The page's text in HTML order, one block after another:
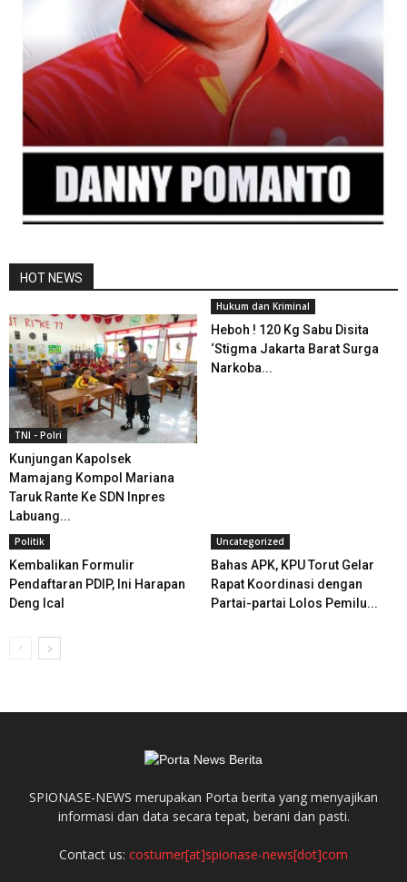
HOT NEWS
TNI - Polri
Kunjungan Kapolsek
Mamajang Kompol Mariana
Taruk Rante Ke SDN Inpres
Labuang...
Hukum dan Kriminal
Heboh ! 120 Kg Sabu Disita
‘Stigma Jakarta Barat Surga
Narkoba...
Politik
Kembalikan Formulir
Pendaftaran PDIP, Ini Harapan
Deng Ical
Uncategorized
Bahas APK, KPU Torut Gelar
Rapat Koordinasi dengan
Partai-partai Lolos Pemilu...
SPIONASE-NEWS merupakan Porta berita yang menyajikan
informasi dan data secara tepat, berani dan pasti.
Contact us: costumer[at]spionase-news[dot]com